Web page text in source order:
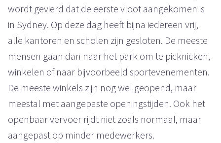
wordt gevierd dat de eerste vloot aangekomen is
in Sydney. Op deze dag heeft bijna iedereen vrij,
alle kantoren en scholen zijn gesloten. De meeste
mensen gaan dan naar het park om te picknicken,
winkelen of naar bijvoorbeeld sportevenementen.
De meeste winkels zijn nog wel geopend, maar
meestal met aangepaste openingstijden. Ook het
openbaar vervoer rijdt niet zoals normaal, maar
aangepast op minder medewerkers.